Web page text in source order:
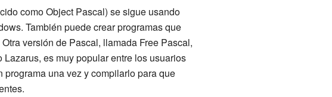
como Object Pascal) se sigue usando
También puede crear programas que
versión de Pascal, llamada Free Pascal,
es muy popular entre los usuarios
programa una vez y compilarlo para que